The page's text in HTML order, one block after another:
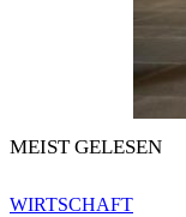
MEIST GELESEN
WIRTSCHAFT